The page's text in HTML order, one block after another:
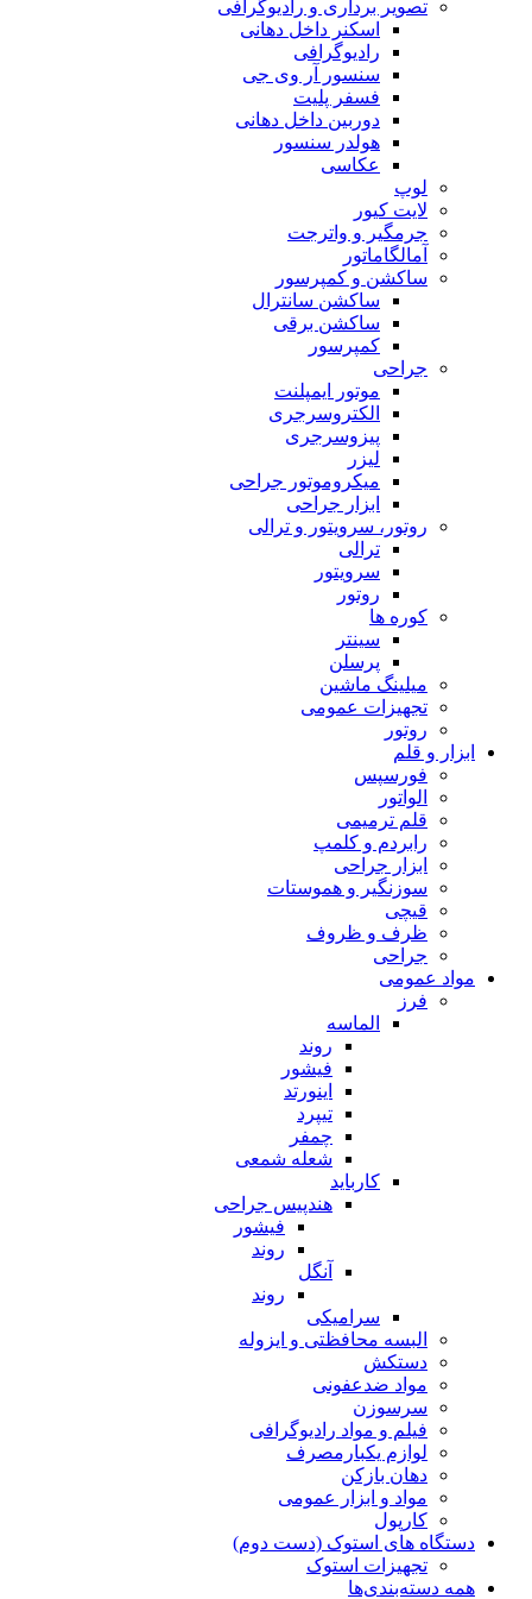
تصویر برداری و رادیوگرافی
اسکنر داخل دهانی
رادیوگرافی
سنسور آر وی جی
فسفر پلیت
دوربین داخل دهانی
هولدر سنسور
عکاسی
لوپ
لایت کیور
جرمگیر و واترجت
آمالگاماتور
ساکشن و کمپرسور
ساکشن سانترال
ساکشن برقی
کمپرسور
جراحی
موتور ایمپلنت
الکتروسرجری
پیزوسرجری
لیزر
میکروموتور جراحی
ابزار جراحی
روتور، سرویتور و ترالی
ترالی
سرویتور
روتور
کوره ها
سینتر
پرسلن
میلینگ ماشین
تجهیزات عمومی
روتور
ابزار و قلم
فورسپس
الواتور
قلم ترمیمی
رابردم و کلمپ
ابزار جراحی
سوزنگیر و هموستات
قیچی
ظرف و ظروف
جراحی
مواد عمومی
فرز
الماسه
روند
فیشور
اینورتد
تیپرد
چمفر
شعله شمعی
کارباید
هندپیس جراحی
فیشور
روند
آنگل
روند
سرامیکی
البسه محافظتی و ایزوله
دستکش
مواد ضدعفونی
سرسوزن
فیلم و مواد رادیوگرافی
لوازم یکبارمصرف
دهان بازکن
مواد و ابزار عمومی
کارپول
دستگاه های استوک (دست دوم)
تجهیزات استوک
همه دسته‌بندی‌ها